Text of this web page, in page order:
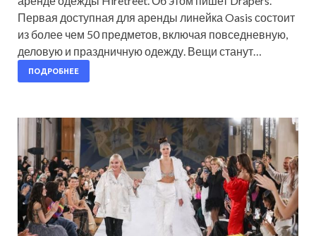
Первая доступная для аренды линейка Oasis состоит
из более чем 50 предметов, включая повседневную,
деловую и праздничную одежду. Вещи станут…
ПОДРОБНЕЕ